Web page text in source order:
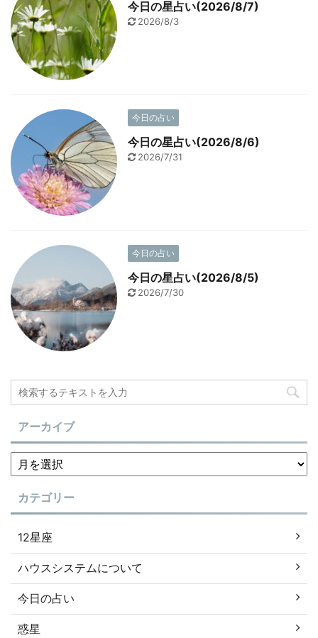
今日の星占い(2026/8/7)
2026/8/3
今日の占い
今日の星占い(2026/8/6)
2026/7/31
今日の占い
今日の星占い(2026/8/5)
2026/7/30
アーカイブ
カテゴリー
12星座
ハウスシステムについて
今日の占い
惑星